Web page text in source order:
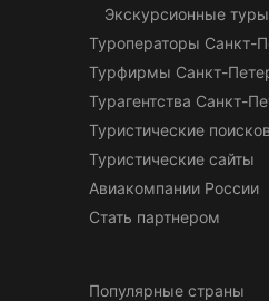
Экскурсионные туры
Туроператоры Санкт-
Турфирмы Санкт-
Турагентства Санкт-
Туристические
Туристические сайты
Авиакомпании России
Стать партнером
Популярные страны